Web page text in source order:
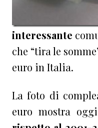
interessante
che “tira le
euro in Italia.
La foto di
euro mostra